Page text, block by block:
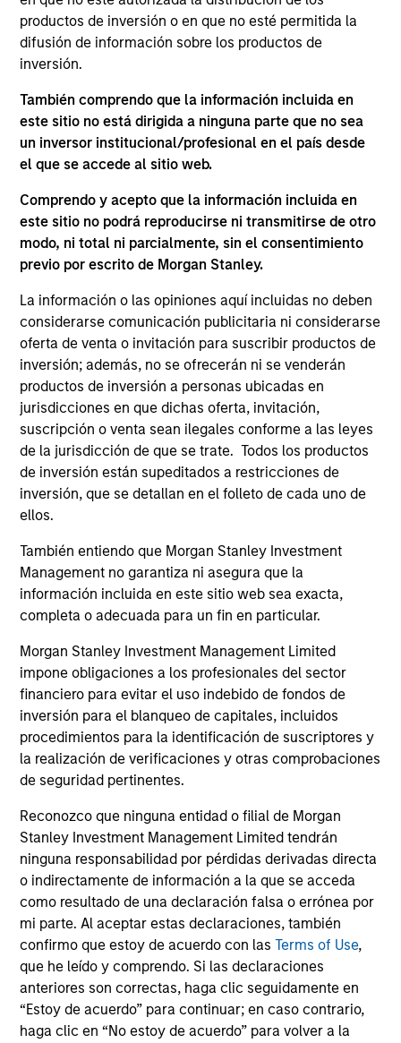
productos de inversión o en que no esté permitida la
difusión de información sobre los productos de
inversión.
También comprendo que la información incluida en
este sitio no está dirigida a ninguna parte que no sea
un inversor institucional/profesional en el país desde
el que se accede al sitio web.
Comprendo y acepto que la información incluida en
este sitio no podrá reproducirse ni transmitirse de otro
modo, ni total ni parcialmente, sin el consentimiento
previo por escrito de Morgan Stanley.
La información o las opiniones aquí incluidas no deben
considerarse comunicación publicitaria ni considerarse
oferta de venta o invitación para suscribir productos de
inversión; además, no se ofrecerán ni se venderán
productos de inversión a personas ubicadas en
jurisdicciones en que dichas oferta, invitación,
suscripción o venta sean ilegales conforme a las leyes
de la jurisdicción de que se trate. Todos los productos
de inversión están supeditados a restricciones de
inversión, que se detallan en el folleto de cada uno de
ellos.
También entiendo que Morgan Stanley Investment
Management no garantiza ni asegura que la
información incluida en este sitio web sea exacta,
completa o adecuada para un fin en particular.
Morgan Stanley Investment Management Limited
impone obligaciones a los profesionales del sector
financiero para evitar el uso indebido de fondos de
inversión para el blanqueo de capitales, incluidos
procedimientos para la identificación de suscriptores y
la realización de verificaciones y otras comprobaciones
de seguridad pertinentes.
Reconozco que ninguna entidad o filial de Morgan
Stanley Investment Management Limited tendrán
ninguna responsabilidad por pérdidas derivadas directa
o indirectamente de información a la que se acceda
como resultado de una declaración falsa o errónea por
mi parte. Al aceptar estas declaraciones, también
confirmo que estoy de acuerdo con lasTerms of Use,
que he leído y comprendo. Si las declaraciones
anteriores son correctas, haga clic seguidamente en
“Estoy de acuerdo” para continuar; en caso contrario,
haga clic en “No estoy de acuerdo” para volver a la
Inc. Akbar earned a B.A. from the University of
Pennsylvania and an M.B.A. from Harvard Business
School.
Emerging Markets Debt Team
Emerging Markets Corporate Debt Strategy
Invests across the credit spectrum of
emerging market corporate issuers, seeking
corporate debt securities.
Emerging Markets Debt Hard Currency
Strategy
Invests in a mix of sovereign, quasi-
sovereign and corporate debt securities
from emerging markets, primarily
denominated in U.S. dollars.
ARTÍCULOS RELACIONADOS
ARTÍCULO
Emerging Markets Debt Monitor – Q2
2026
In-depth review of fundamentals and
valuations across emerging markets debt.